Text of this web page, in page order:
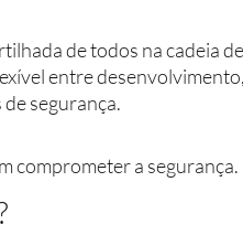
de todos na cadeia
entre desenvolvimento,
segurança.
comprometer a segurança.